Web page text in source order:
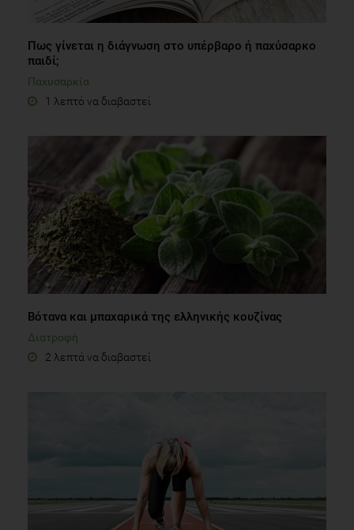
Πως γίνεται η διάγνωση στο υπέρβαρο ή παχύσαρκο
παιδί;
Παχυσαρκία
1 λεπτό να διαβαστεί
Βότανα και μπαχαρικά της ελληνικής κουζίνας
Διατροφή
2 λεπτά να διαβαστεί